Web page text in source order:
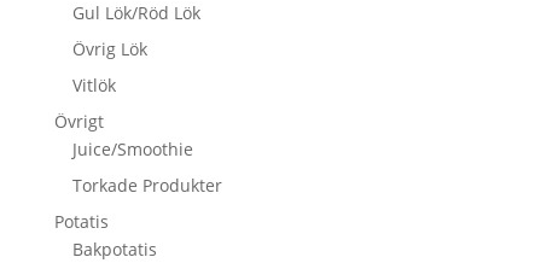
Gul Lök/Röd Lök
Övrig Lök
Vitlök
Övrigt
Juice/Smoothie
Torkade Produkter
Potatis
Bakpotatis